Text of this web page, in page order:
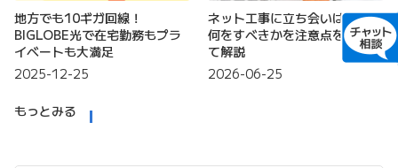
地方でも10ギガ回線！
BIGLOBE光で在宅勤務もプラ
イベートも大満足
2025-12-25
ネット工事に立ち会いは必要？
何をすべきかを注意点を踏まえ
て解説
2026-06-25
もっとみる